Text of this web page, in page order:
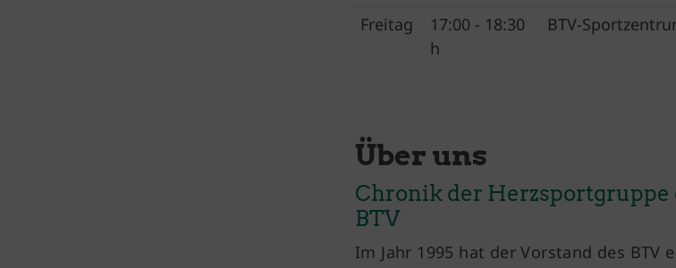
Freitag
17:00 - 18:30
h
BTV-
Über uns
Chronik der Herzsportgruppe
BTV
Im Jahr 1995 hat der Vorstand des BTV